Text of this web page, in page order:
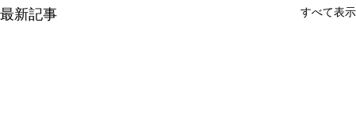
最新記事 すべて表示